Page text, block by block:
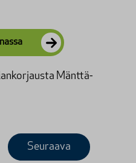
Mänttä-
Seuraava